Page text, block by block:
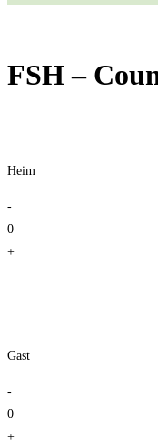
FSH –
Heim
-
0
+
Gast
-
0
+